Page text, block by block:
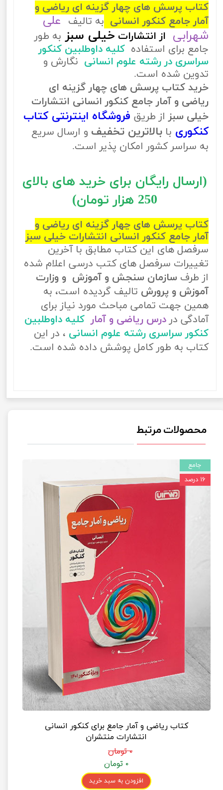
کتاب پرسش های چهار گزینه ای ریاضی و
آمار جامع کنکور انسانی به تالیف
علی
شهرابی از انتشارات خیلی سبز به طور
جامع برای استفاده کلیه داوطلبین کنکور
سراسری در رشته علوم انسانی نگارش و
تدوین شده است.
خرید کتاب پرسش های چهار گزینه ای
ریاضی و آمار جامع کنکور انسانی انتشارات
خیلی سبز از طریق فروشگاه اینترنتی کتاب
کنکوری با بالاترین تخفیف و ارسال سریع
به سراسر کشور امکان پذیر است.
(ارسال رایگان برای خرید های بالای
250 هزار تومان)
کتاب پرسش های چهار گزینه ای ریاضی و
آمار جامع کنکور انسانی انتشارات خیلی سبز
سرفصل های این کتاب مطابق با آخرین
تغییرات سرفصل های کتب درسی اعلام شده
از طرف سازمان سنجش و آموزش و وزارت
آموزش و پرورش تالیف گردیده است، به
همین جهت تمامی مباحث مورد نیاز برای
آمادگی در درس ریاضی و آمار کلیه داوطلبین
کنکور سراسری رشته علوم انسانی ، در این
کتاب به طور کامل پوشش داده شده است.
محصولات مرتبط
کتاب ریاضی و آمار جامع برای کنکور انسانی
انتشارات منتشران
۰ تومان
۰ تومان
افزودن به سبد خرید
جامع
۱۶ درصد